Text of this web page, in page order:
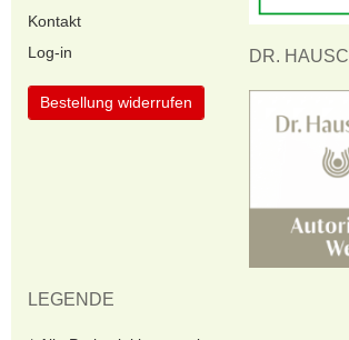
Kontakt
Log-in
Bestellung widerrufen
DR.
LEGENDE